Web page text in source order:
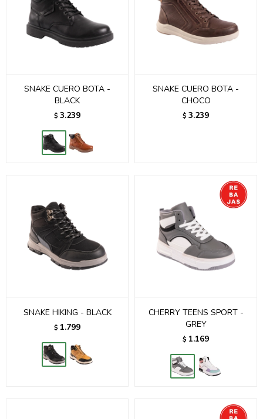
SNAKE CUERO BOTA -
BLACK
$ 3.239
SNAKE CUERO BOTA -
CHOCO
$ 3.239
SNAKE HIKING - BLACK
$ 1.799
CHERRY TEENS SPORT -
GREY
$ 1.169